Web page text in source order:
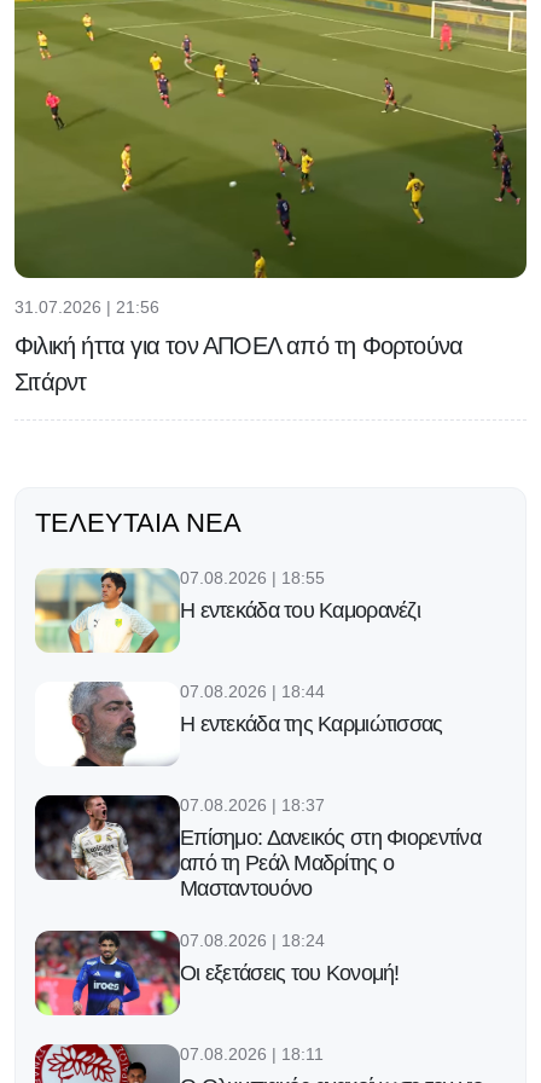
31.07.2026 | 21:56
Φιλική ήττα για τον ΑΠΟΕΛ από τη Φορτούνα
Σιτάρντ
ΤΕΛΕΥΤΑΊΑ ΝΈΑ
07.08.2026 | 18:55
Η εντεκάδα του Καμορανέζι
07.08.2026 | 18:44
Η εντεκάδα της Καρμιώτισσας
07.08.2026 | 18:37
Επίσημο: Δανεικός στη Φιορεντίνα
από τη Ρεάλ Μαδρίτης ο
Μασταντουόνο
07.08.2026 | 18:24
Οι εξετάσεις του Κονομή!
07.08.2026 | 18:11